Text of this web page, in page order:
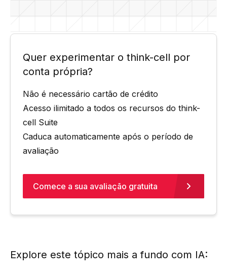
Quer experimentar o think-cell por
conta própria?
Não é necessário cartão de crédito
Acesso ilimitado a todos os recursos do think-
cell Suite
Caduca automaticamente após o período de
avaliação
Comece a sua avaliação gratuita
Explore este tópico mais a fundo com IA: